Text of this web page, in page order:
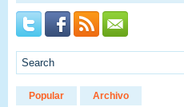
Popular Archivo